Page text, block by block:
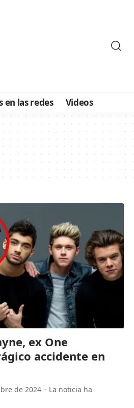
en las redes Videos
ex One
accidente en
de 2024 – La noticia ha